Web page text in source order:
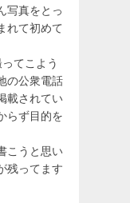
写真をとっ
れて初めて
てこよう
の公衆電話
載されてい
らず目的を
こうと思い
残ってます